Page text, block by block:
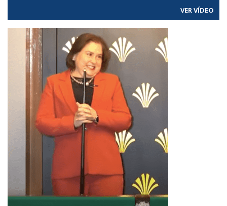
VER VÍDEO